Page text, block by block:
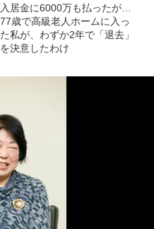
入居金に6000万も払ったが…
77歳で高級老人ホームに入っ
た私が、わずか2年で「退去」
を決意したわけ